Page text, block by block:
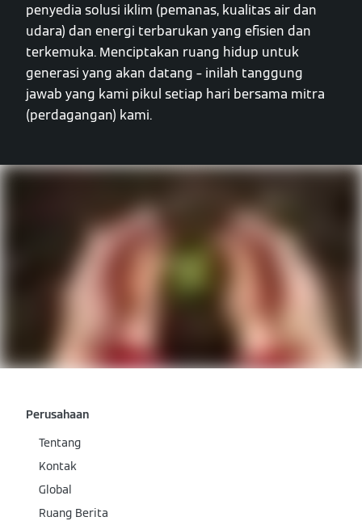
penyedia solusi iklim (pemanas, kualitas air dan
udara) dan energi terbarukan yang efisien dan
terkemuka. Menciptakan ruang hidup untuk
generasi yang akan datang – inilah tanggung
jawab yang kami pikul setiap hari bersama mitra
(perdagangan) kami.
Perusahaan
Tentang
Kontak
Global
Ruang Berita